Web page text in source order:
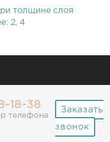
толщине слоя
: 2, 4
18-38
телефона
Заказать
звонок